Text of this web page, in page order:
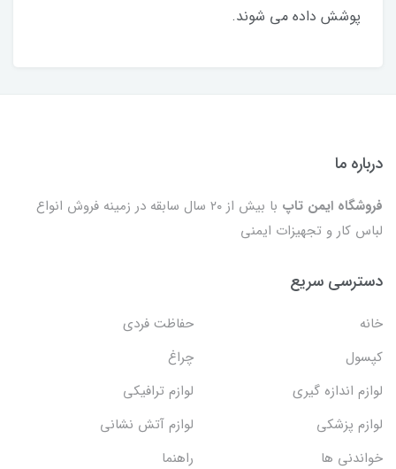
پوشش داده می شوند.
درباره ما
فروشگاه ایمن تاپ
با بیش از ۲۰ سال سابقه در زمینه فروش انواع
لباس کار و تجهیزات ایمنی
دسترسی سریع
خانه
حفاظت فردی
کپسول
چراغ
لوازم اندازه گیری
لوازم ترافیکی
لوازم پزشکی
لوازم آتش نشانی
خواندنی ها
راهنما